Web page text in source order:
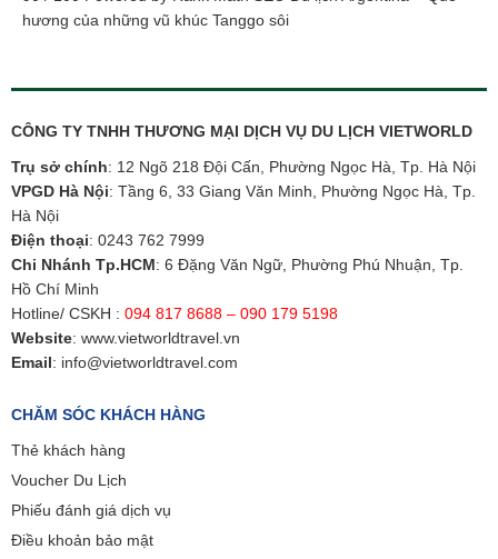
hương của những vũ khúc Tanggo sôi
CÔNG TY TNHH THƯƠNG MẠI DỊCH VỤ DU LỊCH VIETWORLD
Trụ sở chính: 12 Ngõ 218 Đội Cấn, Phường Ngọc Hà, Tp. Hà Nội
VPGD Hà Nội: Tầng 6, 33 Giang Văn Minh, Phường Ngọc Hà, Tp.
Hà Nội
Điện thoại: 0243 762 7999
Chi Nhánh Tp.HCM: 6 Đặng Văn Ngữ, Phường Phú Nhuận, Tp.
Hồ Chí Minh
Hotline/ CSKH : 094 817 8688 – 090 179 5198
Website: www.vietworldtravel.vn
Email: info@vietworldtravel.com
CHĂM SÓC KHÁCH HÀNG
Thẻ khách hàng
Voucher Du Lịch
Phiếu đánh giá dịch vụ
Điều khoản bảo mật